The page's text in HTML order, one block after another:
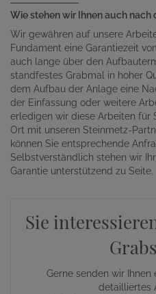
Wie stehen wir Ihnen auch
Wir gewähren auf unsere
Fundament eine Garantiezeit
auch lange über den
standfestes Grabmal in hoher
dem Aufbau der Anlage eine
der Einfassung oder weitere
erledigen wir diese Arbeiten für
Ort mit unseren Steinmetz-
können Sie entsprechende
Selbstverständlich stehen wir
Garantie unterstützend zu Seite.
Sie
Gerne senden wir
detailliertes